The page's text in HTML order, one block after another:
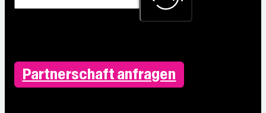
Partnerschaft anfragen